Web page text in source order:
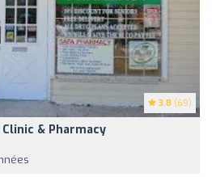
3.8 (69)
& Pharmacy